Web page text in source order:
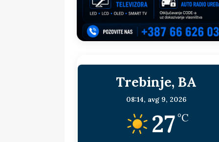
sljedeća meta!? BOSNA I
[ 14. jul 2026. ] Budimiru je jako
[ 11. jul 2026. ] Ako se povučemo i
HERCEGOVINA
[ 9. jul 2026. ] RTRS-u blokirani
[ 30. jul 2026. ] Uhapšen bivši
Trebinje, BA
08:14, avg 9, 2026
27 °C